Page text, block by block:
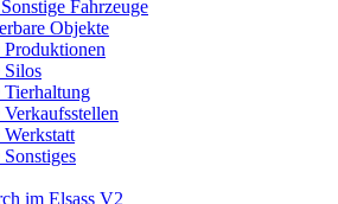
Fahrzeuge
Objekte
Silos
im Elsass V2